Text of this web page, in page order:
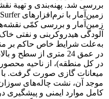
بررسی شد. پهنه‌بندی و تهیة
زمین‌آمار و بررسی کمّی
آلودگی هیدروکربنی و نفتی خاک
به‌علت شرایط خاص حاکم بر
در عمق 24 متری از
در کل منطقه)، از ناحیه
میعانات گازی صورت گرفت. با
موجد آن، نشت چاله‌های
کامل موارد ایمنی و پیشگیری